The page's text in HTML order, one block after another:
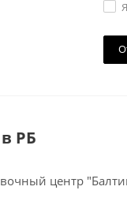
РБ
центр